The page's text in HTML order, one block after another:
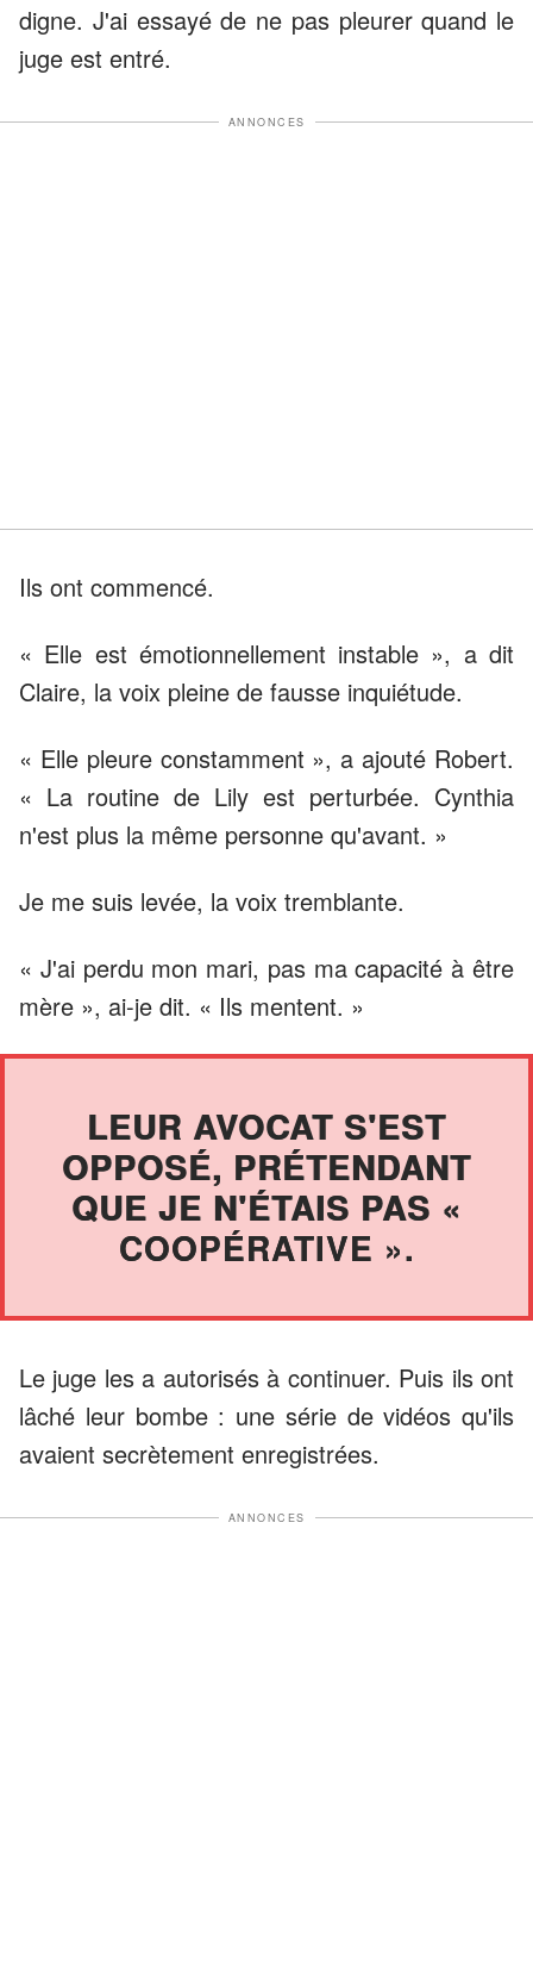
digne. J'ai essayé de ne pas pleurer quand le
juge est entré.
ANNONCES
Ils ont commencé.
« Elle est émotionnellement instable », a dit
Claire, la voix pleine de fausse inquiétude.
« Elle pleure constamment », a ajouté Robert.
« La routine de Lily est perturbée. Cynthia
n'est plus la même personne qu'avant. »
Je me suis levée, la voix tremblante.
« J'ai perdu mon mari, pas ma capacité à être
mère », ai-je dit. « Ils mentent. »
LEUR AVOCAT S'EST
OPPOSÉ, PRÉTENDANT
QUE JE N'ÉTAIS PAS «
COOPÉRATIVE ».
Le juge les a autorisés à continuer. Puis ils ont
lâché leur bombe : une série de vidéos qu'ils
avaient secrètement enregistrées.
ANNONCES